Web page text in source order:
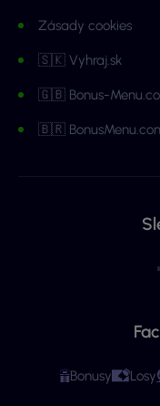
Zásady cookies
🇸🇰 Vyhraj.sk
🇬🇧 Bonus-
🇧🇷
Bonusy Losy